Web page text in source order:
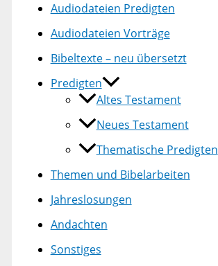
Audiodateien Predigten
Audiodateien Vorträge
Bibeltexte – neu übersetzt
Predigten
Altes Testament
Neues Testament
Thematische Predigten
Themen und Bibelarbeiten
Jahreslosungen
Andachten
Sonstiges